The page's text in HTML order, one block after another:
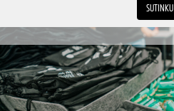
SUTINKU